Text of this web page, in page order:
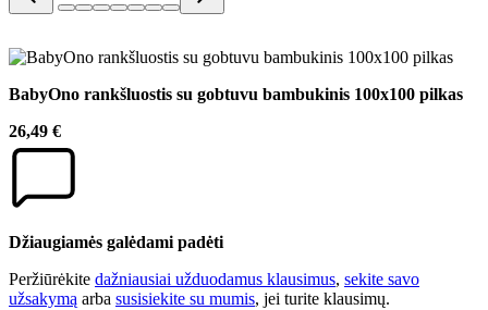
BabyOno rankšluostis su gobtuvu bambukinis 100x100 pilkas
26,49 €
Džiaugiamės galėdami padėti
Peržiūrėkite dažniausiai užduodamus klausimus, sekite savo
užsakymą arba susisiekite su mumis, jei turite klausimų.